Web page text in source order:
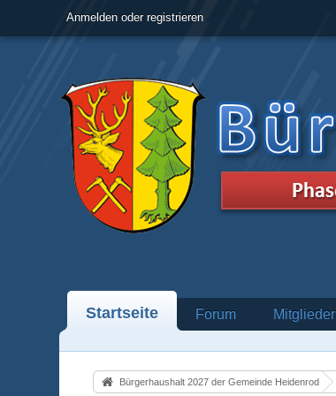
Anmelden oder registrieren
Startseite Forum Mitglieder
Bürgerhaushalt 2027 der Gemeinde Heidenrod